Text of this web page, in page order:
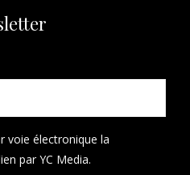
voie électronique la
par YC Media.